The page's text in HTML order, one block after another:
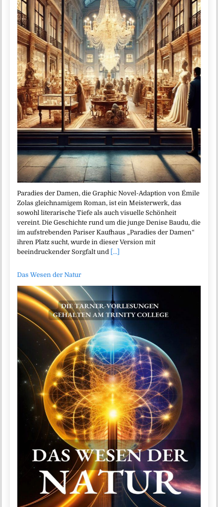
Paradies der Damen, die Graphic Novel-Adaption von Émile
Zolas gleichnamigem Roman, ist ein Meisterwerk, das
sowohl literarische Tiefe als auch visuelle Schönheit
vereint. Die Geschichte rund um die junge Denise Baudu, die
im aufstrebenden Pariser Kaufhaus „Paradies der Damen“
ihren Platz sucht, wurde in dieser Version mit
beeindruckender Sorgfalt und [...]
Das Wesen der Natur